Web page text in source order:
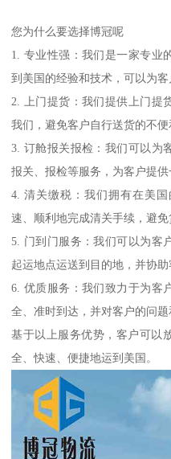
您为什么要选择博冠呢
1. 专业性强：我们是一家专业
到美国的经验和技术，可以为客
2. 上门提货：我们提供上门提
我们，避免客户自行送货的不便
3. 订舱报关报检：我们可以为
报关、报检等服务，为客户提供
4. 清关缴税：我们拥有在美
速、顺利地完成清关手续，避免
5. 门到门服务：我们可以为客
起运地点运送到目的地，并协
6. 优质服务：我们致力于为客
全、准时到达，并对客户的问题
基于以上服务优势，客户可以
全、快速、便捷地运到美国。